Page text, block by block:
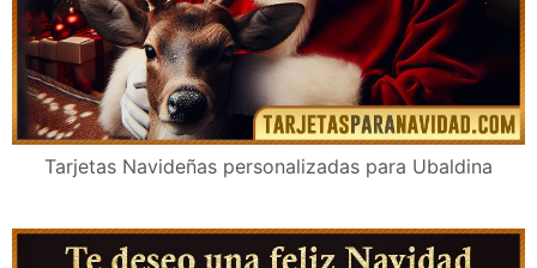
Tarjetas Navideñas personalizadas para Ubaldina